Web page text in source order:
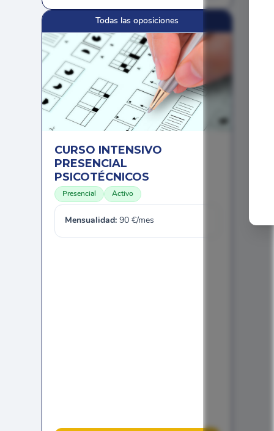
Todas las oposiciones
CURSO INTENSIVO
PRESENCIAL
PSICOTÉCNICOS
Presencial Activo
Mensualidad: 90 €/mes